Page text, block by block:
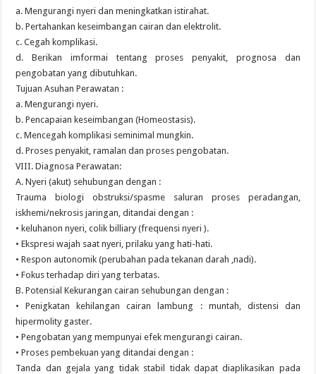
a. Mengurangi nyeri dan meningkatkan istirahat.
b. Pertahankan keseimbangan cairan dan elektrolit.
c. Cegah komplikasi.
d. Berikan imformai tentang proses penyakit, prognosa dan
pengobatan yang dibutuhkan.
Tujuan Asuhan Perawatan :
a. Mengurangi nyeri.
b. Pencapaian keseimbangan (Homeostasis).
c. Mencegah komplikasi seminimal mungkin.
d. Proses penyakit, ramalan dan proses pengobatan.
VIII. Diagnosa Perawatan:
A. Nyeri (akut) sehubungan dengan :
Trauma biologi obstruksi/spasme saluran proses peradangan,
iskhemi/nekrosis jaringan, ditandai dengan :
• keluhanon nyeri, colik billiary (frequensi nyeri ).
• Ekspresi wajah saat nyeri, prilaku yang hati-hati.
• Respon autonomik (perubahan pada tekanan darah ,nadi).
• Fokus terhadap diri yang terbatas.
B. Potensial Kekurangan cairan sehubungan dengan :
• Penigkatan kehilangan cairan lambung : muntah, distensi dan
hipermolity gaster.
• Pengobatan yang mempunyai efek mengurangi cairan.
• Proses pembekuan yang ditandai dengan :
Tanda dan gejala yang tidak stabil tidak dapat diaplikasikan pada